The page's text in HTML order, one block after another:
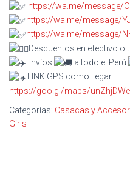
https://wa.me/message/
https://wa.me/message/
https://wa.me/message/
Descuentos en efectivo o
Envíos
a todo el Perú
LINK GPS como llegar:
https://goo.gl/maps/
Categorías: Casacas y
Girls